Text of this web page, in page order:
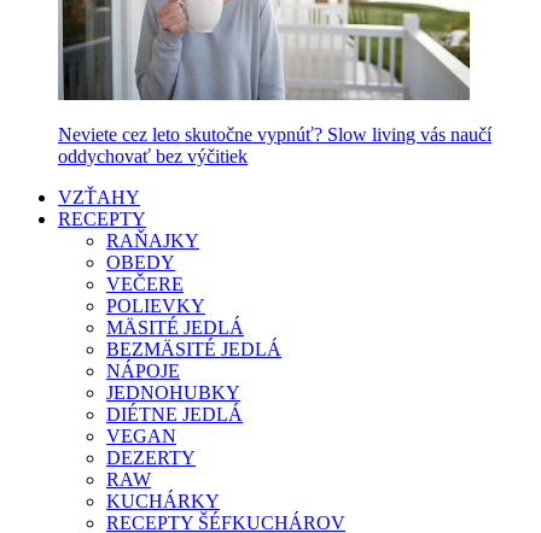
Neviete cez leto skutočne vypnúť? Slow living vás naučí
oddychovať bez výčitiek
VZŤAHY
RECEPTY
RAŇAJKY
OBEDY
VEČERE
POLIEVKY
MÄSITÉ JEDLÁ
BEZMÄSITÉ JEDLÁ
NÁPOJE
JEDNOHUBKY
DIÉTNE JEDLÁ
VEGAN
DEZERTY
RAW
KUCHÁRKY
RECEPTY ŠÉFKUCHÁROV